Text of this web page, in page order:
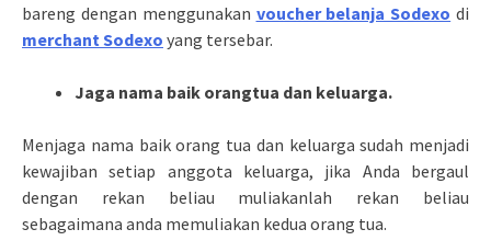
bareng dengan menggunakan voucher belanja Sodexo di
merchant Sodexo yang tersebar.
Jaga nama baik orangtua dan keluarga.
Menjaga nama baik orang tua dan keluarga sudah menjadi
kewajiban setiap anggota keluarga, jika Anda bergaul
dengan rekan beliau muliakanlah rekan beliau
sebagaimana anda memuliakan kedua orang tua.